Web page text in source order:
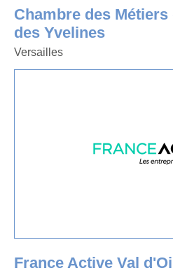
Chambre des
des Yvelines
Versailles
France Active Val